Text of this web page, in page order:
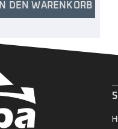
IN DEN WARENKORB